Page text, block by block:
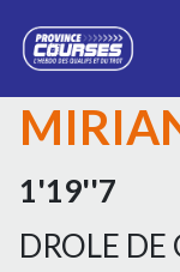
1'19''7
DROLE DE